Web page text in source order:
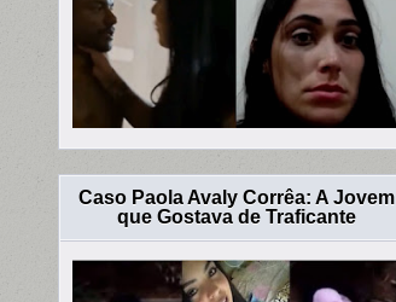
Caso Paola Avaly Corrêa: A Jovem
que Gostava de Traficante